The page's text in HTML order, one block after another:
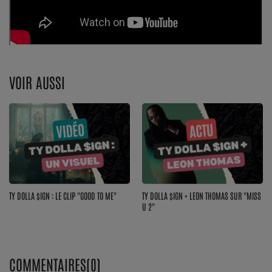
Top Soul Addict
Wiki RnB
SOUL ADDICT RADIO
Grille des programmes
Titres diffusés
Playlist
MY SOUL ADDICT
VOIR AUSSI
TY DOLLA $IGN : LE CLIP "GOOD TO ME"
TY DOLLA $IGN + LEON THOMAS SUR "MISS
U 2"
COMMENTAIRES(0)